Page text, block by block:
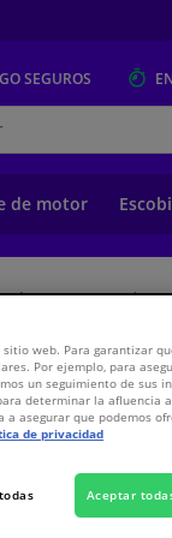
SEGUROS
de motor
Amortiguadores
277, €
Ver
web. Para garantizar
Por ejemplo, para
un seguimiento de sus
determinar la afluencia
asegurar que podemos
de privacidad
Aceptar